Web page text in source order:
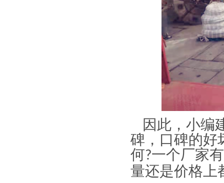
因此，小编
碑，口碑的好
何?一个厂家
量还是价格上